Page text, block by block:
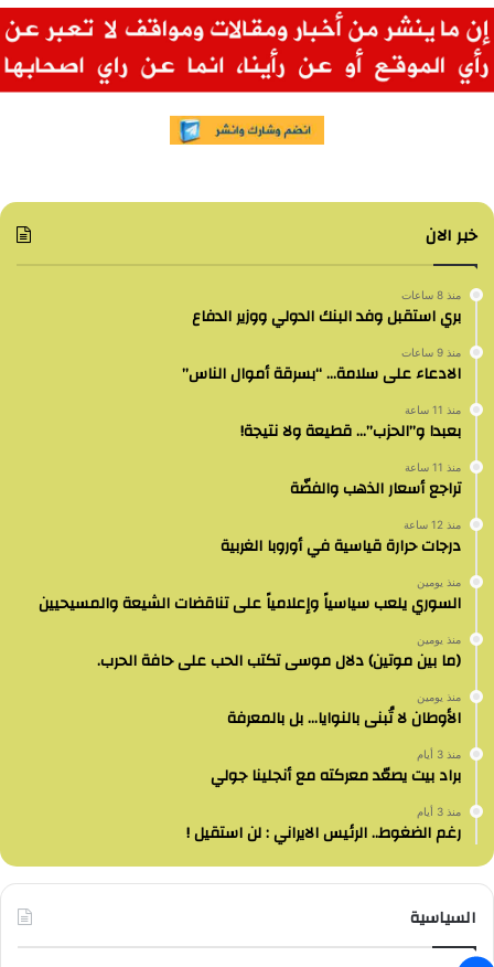
خبر الان
منذ 8 ساعات
بري استقبل وفد البنك الدولي ووزير الدفاع
منذ 9 ساعات
الادعاء على سلامة… “بسرقة أموال الناس”
منذ 11 ساعة
بعبدا و”الحزب”… قطيعة ولا نتيجة!
منذ 11 ساعة
تراجع أسعار الذهب والفضّة
منذ 12 ساعة
درجات حرارة قياسية في أوروبا الغربية
منذ يومين
السوري يلعب سياسياً وإعلامياً على تناقضات الشيعة والمسيحيين
منذ يومين
(ما بين موتين) دلال موسى تكتب الحب على حافة الحرب.
منذ يومين
الأوطان لا تُبنى بالنوايا… بل بالمعرفة
منذ 3 أيام
براد بيت يصعّد معركته مع أنجلينا جولي
منذ 3 أيام
رغم الضغوط.. الرئيس الايراني : لن استقيل !
السياسية